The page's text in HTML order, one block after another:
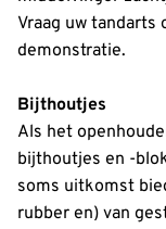
Vraag uw
demonstratie.
Bijthoutjes
Als het
bijthoutjes en -
soms uitkomst
rubber en) van